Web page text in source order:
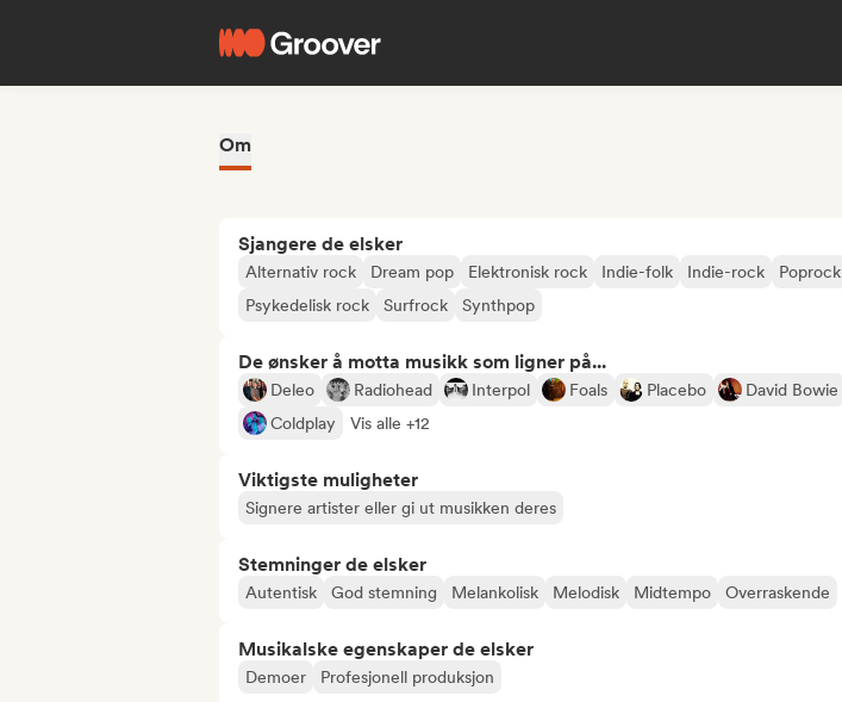
Om
Sjangere de elsker
Alternativ rock Dream pop Elektronisk rock Indie-folk Indie-rock Poprock
Psykedelisk rock
Surfrock Synthpop
De ønsker å motta musikk som ligner på...
Deleo Radiohead Interpol Foals Placebo David Bowie
Coldplay
Vis alle +12
Viktigste muligheter
Signere artister eller gi ut musikken deres
Stemninger de elsker
Autentisk God stemning Melankolisk Melodisk Midtempo Overraskende
Musikalske egenskaper de elsker
Demoer Profesjonell produksjon